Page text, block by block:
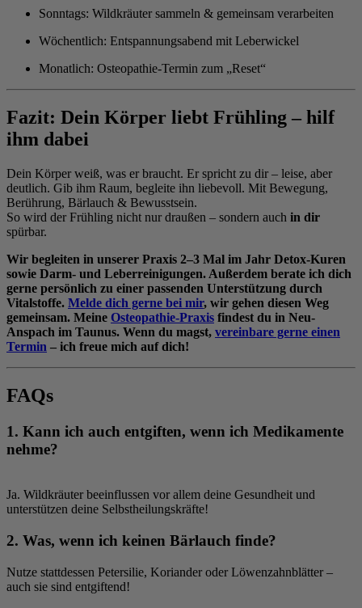
Sonntags: Wildkräuter sammeln & gemeinsam verarbeiten
Wöchentlich: Entspannungsabend mit Leberwickel
Monatlich: Osteopathie-Termin zum „Reset“
Fazit: Dein Körper liebt Frühling – hilf
ihm dabei
Dein Körper weiß, was er braucht. Er spricht zu dir – leise, aber
deutlich. Gib ihm Raum, begleite ihn liebevoll. Mit Bewegung,
Berührung, Bärlauch & Bewusstsein.
So wird der Frühling nicht nur draußen – sondern auch in dir
spürbar.
Wir begleiten in unserer Praxis 2–3 Mal im Jahr Detox-Kuren
sowie Darm- und Leberreinigungen. Außerdem berate ich dich
gerne persönlich zu einer passenden Unterstützung durch
Vitalstoffe. Melde dich gerne bei mir, wir gehen diesen Weg
gemeinsam. Meine Osteopathie-Praxis findest du in Neu-
Anspach im Taunus. Wenn du magst, vereinbare gerne einen
Termin – ich freue mich auf dich!
FAQs
1. Kann ich auch entgiften, wenn ich Medikamente
nehme?
Ja. Wildkräuter beeinflussen vor allem deine Gesundheit und
unterstützen deine Selbstheilungskräfte!
2. Was, wenn ich keinen Bärlauch finde?
Nutze stattdessen Petersilie, Koriander oder Löwenzahnblätter –
auch sie sind entgiftend!